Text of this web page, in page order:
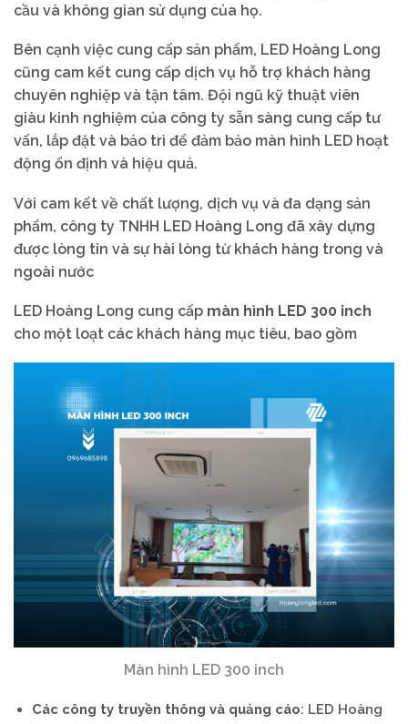
cầu và không gian sử dụng của họ.
Bên cạnh việc cung cấp sản phẩm, LED Hoàng Long
cũng cam kết cung cấp dịch vụ hỗ trợ khách hàng
chuyên nghiệp và tận tâm. Đội ngũ kỹ thuật viên
giàu kinh nghiệm của công ty sẵn sàng cung cấp tư
vấn, lắp đặt và bảo trì để đảm bảo màn hình LED hoạt
động ổn định và hiệu quả.
Với cam kết về chất lượng, dịch vụ và đa dạng sản
phẩm, công ty TNHH LED Hoàng Long đã xây dựng
được lòng tin và sự hài lòng từ khách hàng trong và
ngoài nước
LED Hoàng Long cung cấp màn hình LED 300 inch
cho một loạt các khách hàng mục tiêu, bao gồm
Màn hình LED 300 inch
Các công ty truyền thông và quảng cáo: LED Hoàng